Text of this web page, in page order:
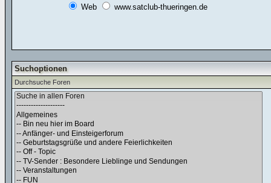
Web www.satclub-thueringen.de
Suchoptionen
Durchsuche Foren